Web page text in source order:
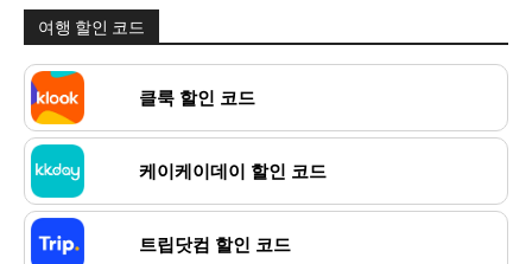
여행 할인 코드
클룩 할인 코드
케이케이데이 할인 코드
트립닷컴 할인 코드